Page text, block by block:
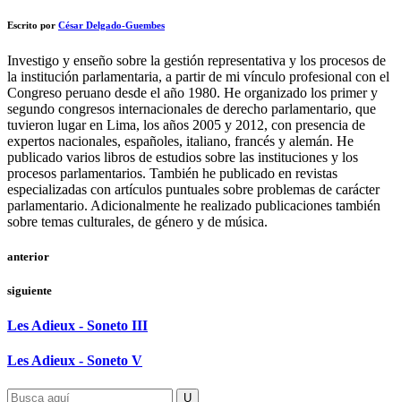
Escrito por César Delgado-Guembes
Investigo y enseño sobre la gestión representativa y los procesos de
la institución parlamentaria, a partir de mi vínculo profesional con el
Congreso peruano desde el año 1980. He organizado los primer y
segundo congresos internacionales de derecho parlamentario, que
tuvieron lugar en Lima, los años 2005 y 2012, con presencia de
expertos nacionales, españoles, italiano, francés y alemán. He
publicado varios libros de estudios sobre las instituciones y los
procesos parlamentarios. También he publicado en revistas
especializadas con artículos puntuales sobre problemas de carácter
parlamentario. Adicionalmente he realizado publicaciones también
sobre temas culturales, de género y de música.
anterior
siguiente
Les Adieux - Soneto III
Les Adieux - Soneto V